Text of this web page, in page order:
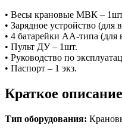
• Весы крановые МВК –
• Зарядное устройство (для
• 4 батарейки АА-типа (для
• Пульт ДУ – 1шт.
• Руководство по
• Паспорт – 1 экз.
Краткое
Тип оборудования: